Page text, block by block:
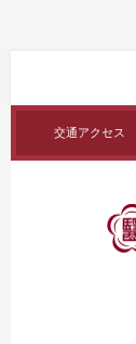
交通アクセス